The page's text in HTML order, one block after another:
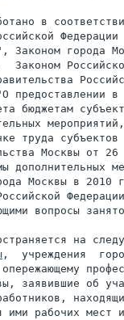
в
Законом города
Законом
в
бюджетам
труда субъектов
Москвы от 26
дополнительных
Москвы в
вопросы
на
,  учреждения
заявившие об
ими рабочих мест